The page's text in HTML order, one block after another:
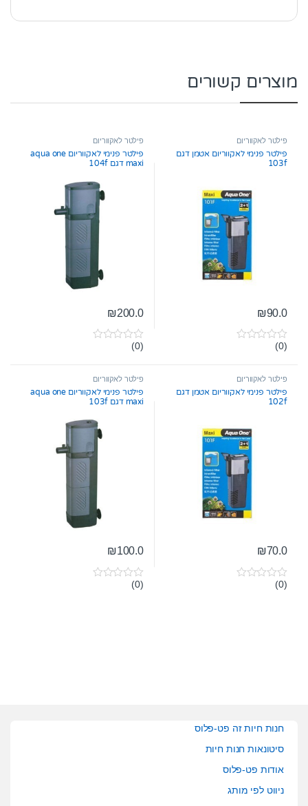
מוצרים קשורים
פילטר לאקווריום
פילטר פנימי לאקווריום אטמן דגם
103f
₪90.0
0
t
f
5
(0)
פילטר לאקווריום
פילטר פנימי לאקווריום aqua one
maxi דגם 104f
₪200.0
0
t
f
5
(0)
פילטר לאקווריום
פילטר פנימי לאקווריום אטמן דגם
102f
₪70.0
0(0)
פילטר לאקווריום
פילטר פנימי לאקווריום aqua one
maxi דגם 103f
₪100.0
0(0)
חנות חיות זה פט-פלוס
סיטונאות חנות חיות
אודות פט-פלוס
ניווט לפי מותג